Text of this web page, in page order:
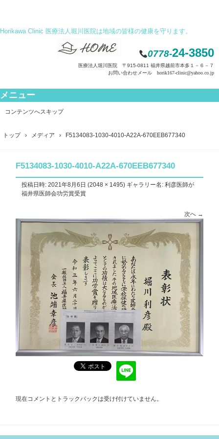
Horikawa Clinic 医療法人堀川医院は地域の皆様の健康を守ります。
0778-24-3850
医療法人堀川医院 〒915-0811 福井県越前市本多１－６－７
お問い合わせメール horik167-clinic@yahoo.co.jp
メニュー
コンテンツへスキップ
トップ › メディア › F5134083-1030-4010-A22A-670EEB677340
F5134083-1030-4010-A22A-670EEB677340
投稿日時: 2021年8月6日 (2048 × 1495) ギャラリー名: 利彦医師が
福井県医師会功労賞受賞
次へ →
現在コメントとトラックバックは受け付けていません。